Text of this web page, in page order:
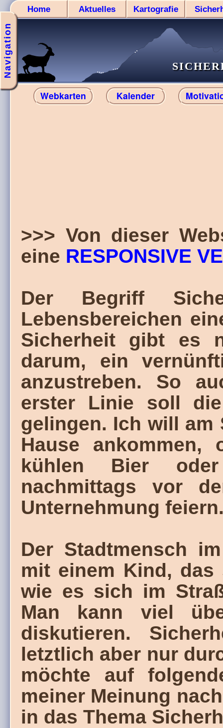
Navigation
Home Aktuelles Kartografie
Webkarten Kalender
>>> Von dieser
eine RESPONSIVE
Der Begriff
Lebensbereichen
Sicherheit gibt es
darum, ein
anzustreben. So
erster Linie soll die
gelingen. Ich will am
Hause
kühlen Bier
nachmittags vor
Unternehmung
Der Stadtmensch
mit einem Kind,
wie es sich im
Man kann viel
diskutieren.
letztlich aber nur
möchte auf
meiner Meinung
in das Thema